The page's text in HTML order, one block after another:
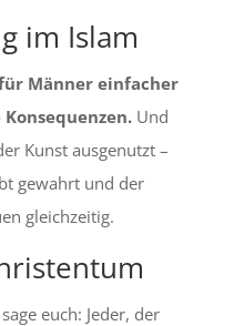
im Islam
Männer einfacher
Und
Kunst ausgenutzt –
gewahrt und der
gleichzeitig.
euch: Jeder, der